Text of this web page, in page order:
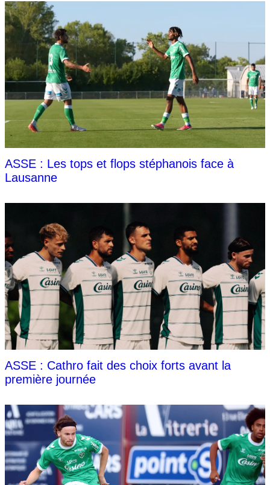
ASSE : Les tops et flops stéphanois face à
Lausanne
ASSE : Cathro fait des choix forts avant la
première journée